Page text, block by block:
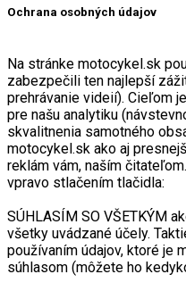
Ochrana osobných údajov
Na stránke motocykel.sk
zabezpečili ten najlepší
prehrávanie videií). Cieľom
pre našu analytiku
skvalitnenia samotného
motocykel.sk ako aj
reklám vám, naším
vpravo stlačením tlačidla:
SÚHLASÍM SO VŠETKÝM
všetky uvádzané účely.
používaním údajov, ktoré je
súhlasom (môžete ho